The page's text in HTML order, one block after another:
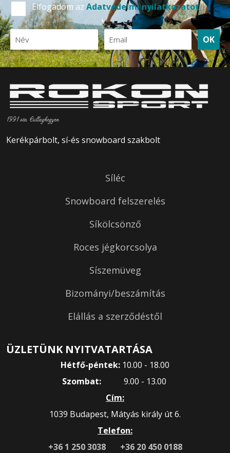
Elfogadom az Adatvédelmi nyilatkozatot
OK
1991 óta Csillaghegyen
Kerékpárbolt, sí-és snowboard szakbolt
Síléc
Snowboard felszerelés
Síkölcsönző
Roces jégkorcsolya
Síszemüveg
Bizományi/beszámítás
Elállás a szerződéstől
ÜZLETÜNK NYITVATARTÁSA
Hétfő-péntek: 10.00 - 18.00
Szombat:
9.00 - 13.00
Cím:
1039 Budapest, Mátyás király út 6.
Telefon:
+36 1 250 3038
+36 20 450 0188